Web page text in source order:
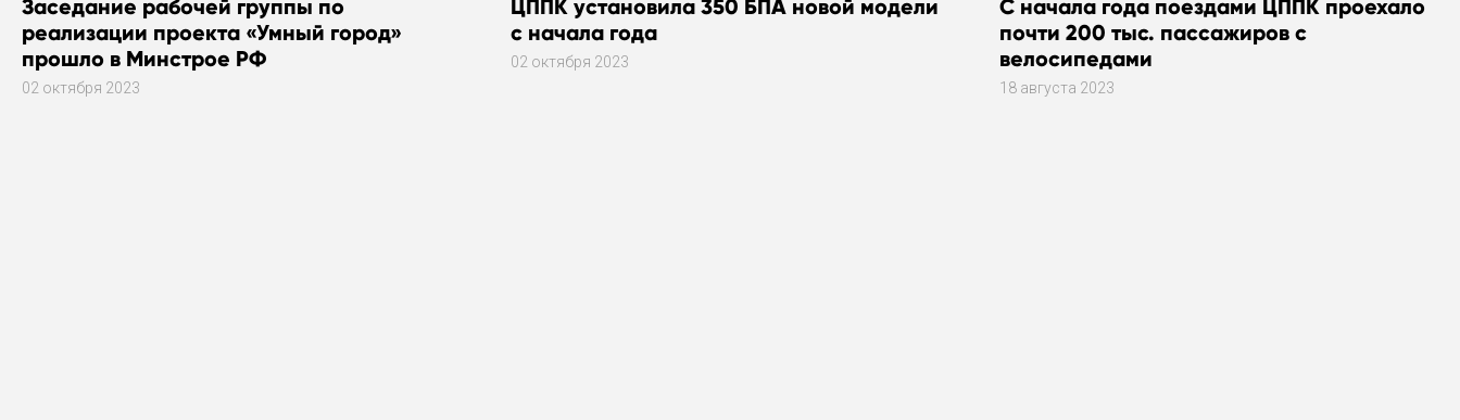
Заседание рабочей группы по
реализации проекта «Умный город»
прошло в Минстрое РФ
02 октября 2023
ЦППК установила 350 БПА новой модели
с начала года
02 октября 2023
С начала года поездами ЦППК проехало
почти 200 тыс. пассажиров с
велосипедами
18 августа 2023